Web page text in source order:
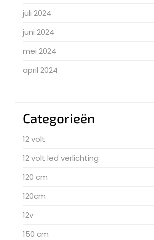
juli 2024
juni 2024
mei 2024
april 2024
Categorieën
12 volt
12 volt led verlichting
120 cm
120cm
12v
150 cm